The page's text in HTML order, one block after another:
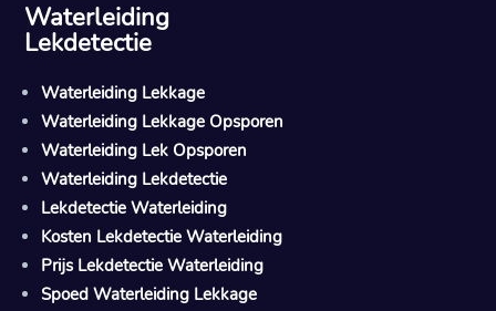
Waterleiding
Lekdetectie
Waterleiding Lekkage
Waterleiding Lekkage Opsporen
Waterleiding Lek Opsporen
Waterleiding Lekdetectie
Lekdetectie Waterleiding
Kosten Lekdetectie Waterleiding
Prijs Lekdetectie Waterleiding
Spoed Waterleiding Lekkage